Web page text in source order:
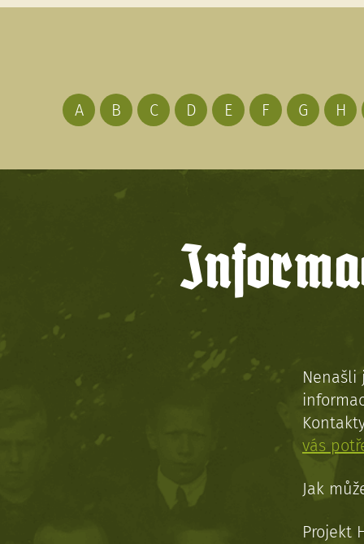
A B C D E F G H
Nenašli
vás
Jak
Projekt